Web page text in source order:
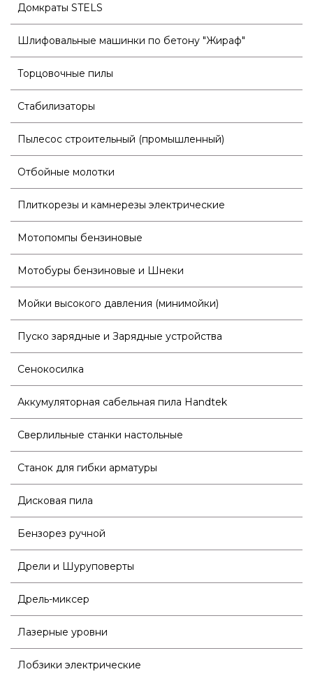
Домкраты STELS
Шлифовальные машинки по бетону "Жираф"
Торцовочные пилы
Стабилизаторы
Пылесос строительный (промышленный)
Отбойные молотки
Плиткорезы и камнерезы электрические
Мотопомпы бензиновые
Мотобуры бензиновые и Шнеки
Мойки высокого давления (минимойки)
Пуско зарядные и Зарядные устройства
Сенокосилка
Аккумуляторная сабельная пила Handtek
Сверлильные станки настольные
Станок для гибки арматуры
Дисковая пила
Бензорез ручной
Дрели и Шуруповерты
Дрель-миксер
Лазерные уровни
Лобзики электрические